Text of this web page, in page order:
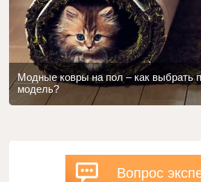
Модные ковры на пол – как выбрать
модель?
Вопрос